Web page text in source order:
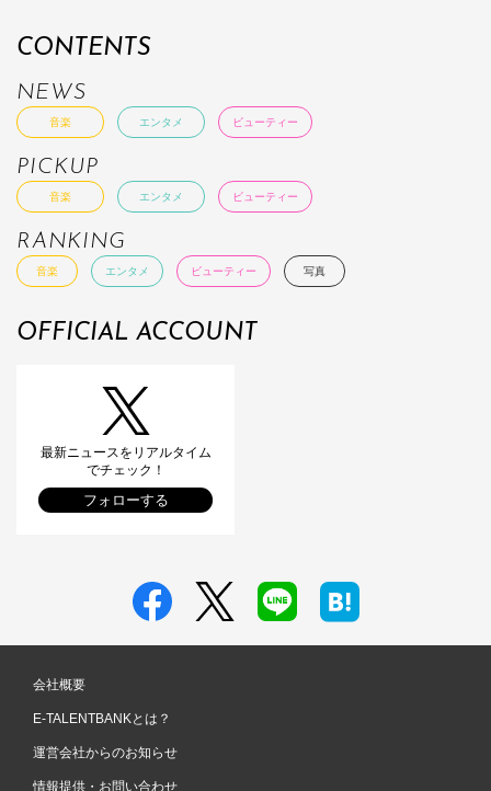
CONTENTS
NEWS
音楽 エンタメ ビューティー
PICKUP
音楽 エンタメ ビューティー
RANKING
音楽 エンタメ ビューティー 写真
OFFICIAL ACCOUNT
最新ニュースをリアルタイム
でチェック！
フォローする
会社概要
E-TALENTBANKとは？
運営会社からのお知らせ
情報提供・お問い合わせ